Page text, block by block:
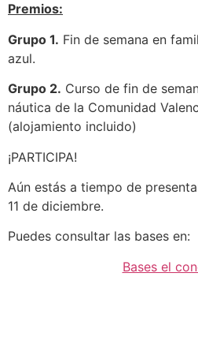
Premios:
Grupo 1. Fin de semana en
azul.
Grupo 2. Curso de fin de
náutica de la Comunidad
(alojamiento incluido)
¡PARTICIPA!
Aún estás a tiempo de
11 de diciembre.
Puedes consultar las bases en:
Bases el